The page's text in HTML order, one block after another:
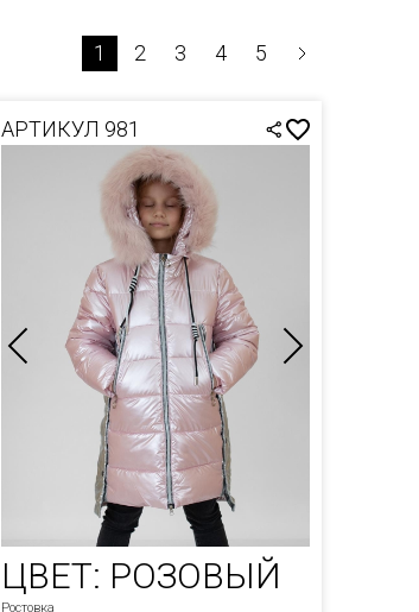
1 2 3 4 5
АРТИКУЛ 981
ЦВЕТ: РОЗОВЫЙ
Ростовка